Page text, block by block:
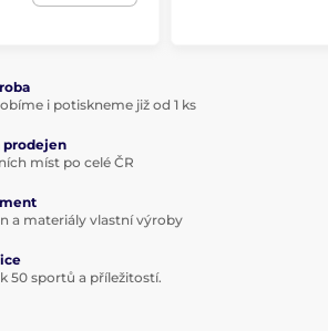
i potiskneme již od 1 ks
prodejen
míst po celé ČR
a materiály vlastní výroby
50 sportů a příležitostí.